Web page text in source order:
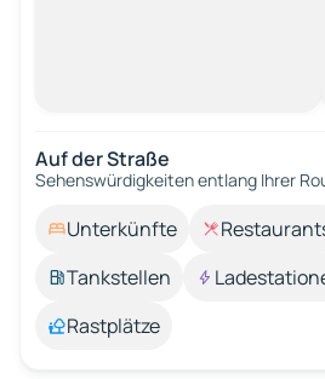
Auf der Straße
Sehenswürdigkeiten entlang Ihrer
Unterkünfte
Tankstellen
Rastplätze